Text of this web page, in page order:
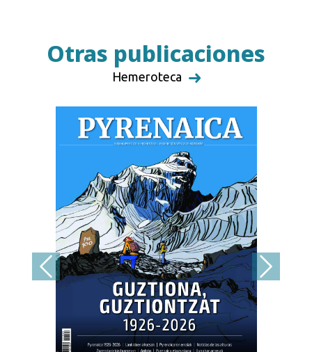
Otras publicaciones
Hemeroteca